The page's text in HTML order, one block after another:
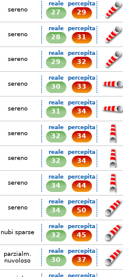
sereno
reale
27
percepita
29
sereno
reale
28
percepita
31
sereno
reale
29
percepita
32
sereno
reale
30
percepita
33
sereno
reale
31
percepita
34
sereno
reale
32
percepita
34
sereno
reale
32
percepita
34
sereno
reale
34
percepita
44
sereno
reale
34
percepita
50
nubi sparse
reale
32
percepita
45
parzialm.
nuvoloso
reale
30
percepita
37
reale percepita